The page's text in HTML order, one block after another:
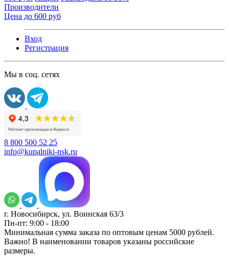
Производители
Цена до 600 руб
Вход
Регистрация
Мы в соц. сетях
8 800 500 52 25
info@kupalniki-nsk.ru
г. Новосибирск, ул. Воинская 63/3
Пн-пт: 9:00 - 18:00
Минимальная сумма заказа по оптовым ценам 5000 рублей.
Важно! В наименовании товаров указаны российские
размеры.